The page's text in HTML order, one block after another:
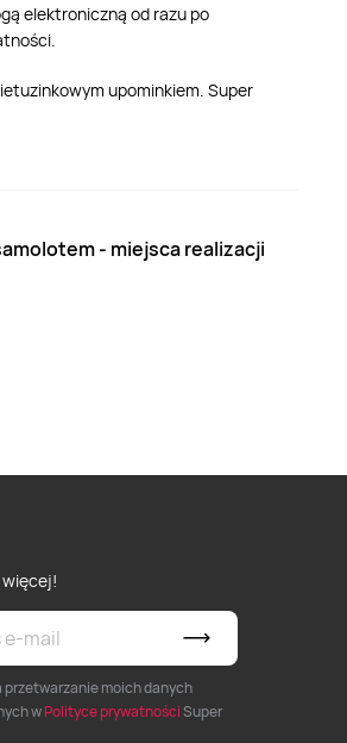
elektroniczną od razu po
upominkiem. Super
- miejsca realizacji
więcej!
przetwarzanie moich danych
wPolityce prywatnościSuper